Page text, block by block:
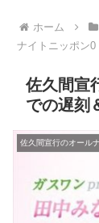
ホーム
ナイトニッポン0
佐久間宣
での遅刻
佐久間宣行のオール